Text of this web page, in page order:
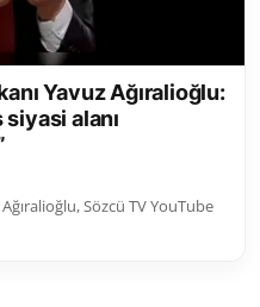
Yavuz Ağıralioğlu:
alanı
Sözcü TV YouTube